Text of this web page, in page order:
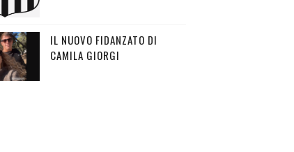
IL NUOVO FIDANZATO DI
CAMILA GIORGI